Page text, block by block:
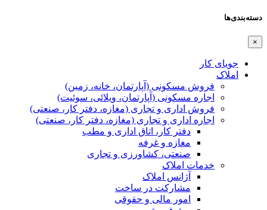
دسته‌بندی‌ها
×
جویای کار
املاک
فروش مسکونی (آپارتمان، خانه، زمین)
اجاره مسکونی (آپارتمان، ویلائی، سوئیت)
فروش اداری و تجاری (مغازه، دفتر کار، صنعتی)
اجاره اداری و تجاری (مغازه، دفتر کار، صنعتی)
دفتر کار، اتاق اداری و مطب
مغازه و غرفه
صنعتی،‌ کشاورزی و تجاری
خدمات املاک
آژانس املاک
مشارکت در ساخت
امور مالی و حقوقی